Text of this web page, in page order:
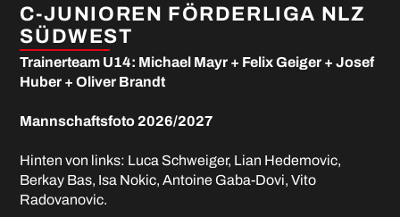
C-JUNIOREN FÖRDERLIGA NLZ
SÜDWEST
Trainerteam U14: Michael Mayr + Felix Geiger + Josef
Huber + Oliver Brandt
Mannschaftsfoto 2026/2027
Hinten von links: Luca Schweiger, Lian Hedemovic,
Berkay Bas, Isa Nokic, Antoine Gaba-Dovi, Vito
Radovanovic.